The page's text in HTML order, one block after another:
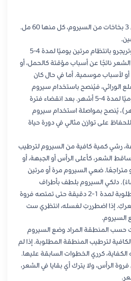
تحتوي عبوة نيوتريجرو على 3 بخاخات من السيروم، كل منها 60 مل.
يُنصح باستخدام سيروم نيوتريجرو بانتظام مرتين يوميًا لمدة 4-5
ناتجًا عن أسباب مؤقتة كالحمل، أو
أو لأسباب موسمية. أما في حال كان
الوراثي، فيُنصح باستخدام سيروم
نيوتريجرو بانتظام مرتين يوميًا لمدة 4-5 أشهر. بعد انقضاء فترة
الأولى (4-5 أشهر)، يُنصح بمواصلة استخدام سيروم
للحفاظ على توازن مثالي في دورة حياة
رشي كمية كافية من السيروم لترطيب
الشعر، كأعلى الرأس أو الجبهة، أو
متراجعًا. ضعي السيروم مرة أو مرتين
دلكي السيروم بلطف بأطراف
أصابعك على المنطقة المطلوبة لمدة 1-2 دقيقة حتى تمتصه فروة
إذا اضطررتِ لغسله، انتظري ست
السيروم.
حسب المنطقة المراد وضع السيروم
لترطيب المنطقة المطلوبة. إذا لم
كرري الخطوات السابقة عليها.
الرأس، ولا يترك أي بقايا في الشعر،